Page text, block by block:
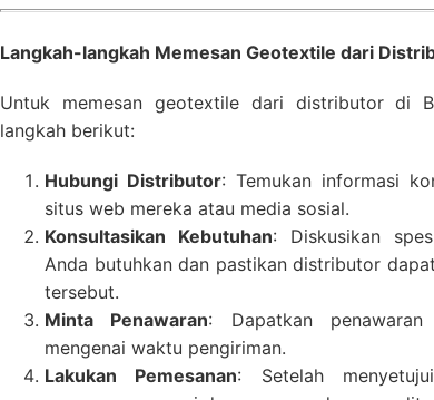
Langkah-langkah Memesan Geotextile dari
Untuk memesan geotextile dari distributor di
langkah berikut:
Hubungi Distributor: Temukan informasi
situs web mereka atau media sosial.
Konsultasikan Kebutuhan: Diskusikan
Anda butuhkan dan pastikan distributor
tersebut.
Minta Penawaran: Dapatkan
mengenai waktu pengiriman.
Lakukan Pemesanan: Setelah